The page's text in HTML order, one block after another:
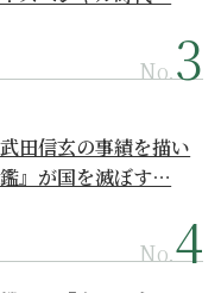
No.
田信玄の事績を描い
』が国を滅ぼす…
No.